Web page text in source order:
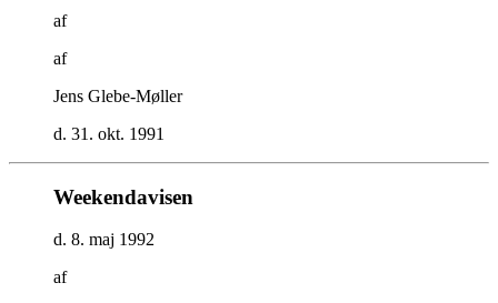
af
af
Jens Glebe-Møller
d. 31. okt. 1991
Weekendavisen
d. 8. maj 1992
af